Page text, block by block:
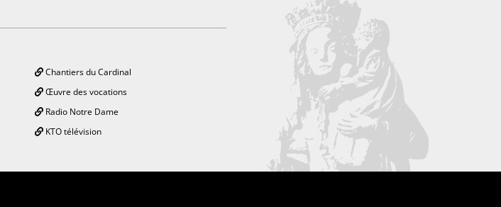
Chantiers du Cardinal
Œuvre des vocations
Radio Notre Dame
KTO télévision